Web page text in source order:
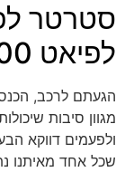
סטרטר
לפיאט 500
הגעתם לרכב,
מגוון סיבות
ולפעמים דווקא
שכל אחד מאיתנו